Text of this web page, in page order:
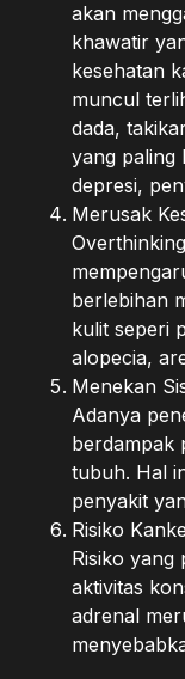
akan
khawatir
kesehatan
muncul
dada,
yang paling
depresi,
Merusak
berlebihan
kulit seperi
alopecia,
Menekan
Adanya
berdampak
tubuh. Hal
penyakit
Risiko
Risiko yang
aktivitas
adrenal